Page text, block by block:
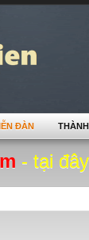
- tại
ĐÀN